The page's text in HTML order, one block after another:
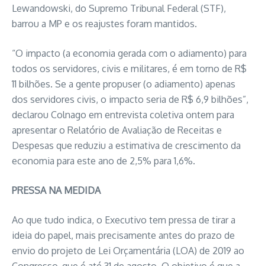
Lewandowski, do Supremo Tribunal Federal (STF),
barrou a MP e os reajustes foram mantidos.
“O impacto (a economia gerada com o adiamento) para
todos os servidores, civis e militares, é em torno de R$
11 bilhões. Se a gente propuser (o adiamento) apenas
dos servidores civis, o impacto seria de R$ 6,9 bilhões”,
declarou Colnago em entrevista coletiva ontem para
apresentar o Relatório de Avaliação de Receitas e
Despesas que reduziu a estimativa de crescimento da
economia para este ano de 2,5% para 1,6%.
PRESSA NA MEDIDA
Ao que tudo indica, o Executivo tem pressa de tirar a
ideia do papel, mais precisamente antes do prazo de
envio do projeto de Lei Orçamentária (LOA) de 2019 ao